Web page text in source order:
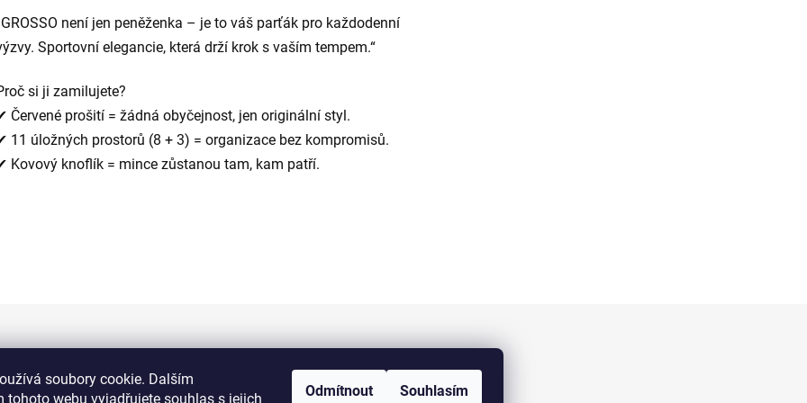
soubory cookie. Dalším
tohoto webu vyjadřujete souhlas s jejich
Odmítnout Souhlasím
není jen peněženka – je to váš parťák pro každodenní
Sportovní elegancie, která drží krok s vaším tempem.“
si ji zamilujete?
Červené prošití = žádná obyčejnost, jen originální styl.
11 úložných prostorů (8 + 3) = organizace bez kompromisů.
Kovový knoflík = mince zůstanou tam, kam patří.
Informace pro vás Facebook